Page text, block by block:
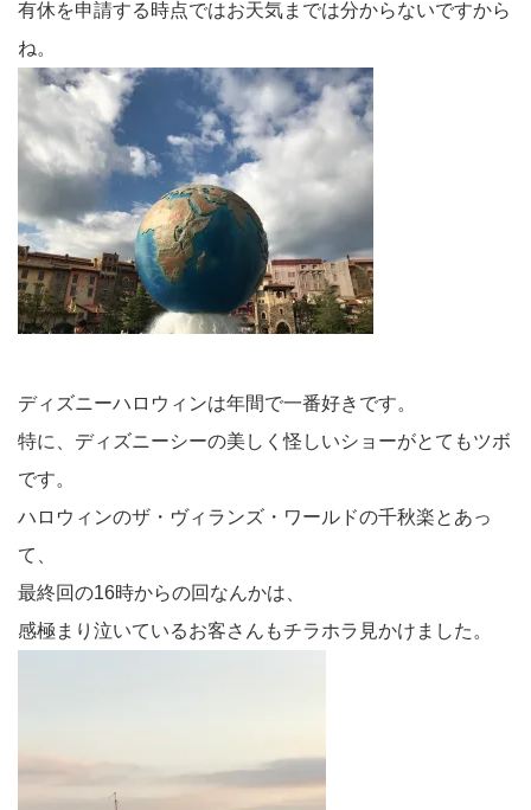
有休を申請する時点ではお天気までは分からないですから
ね。
ディズニーハロウィンは年間で一番好きです。
特に、ディズニーシーの美しく怪しいショーがとてもツボ
です。
ハロウィンのザ・ヴィランズ・ワールドの千秋楽とあっ
て、
最終回の16時からの回なんかは、
感極まり泣いているお客さんもチラホラ見かけました。